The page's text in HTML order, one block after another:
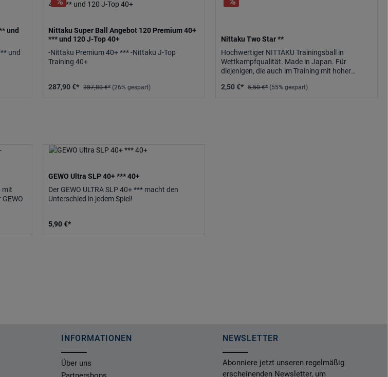
und
und
Nittaku Super Ball Angebot 120 Premium 40+
*** und 120 J-Top 40+
-Nittaku Premium 40+ *** -Nittaku J-Top
Training 40+
287,90 €* 387,80 €* (26% gespart)
Nittaku Two Star **
Hochwertiger NITTAKU Trainingsball in
Wettkampfqualität. Made in Japan. Für
diejenigen, die auch im Training mit hoher
2,50 €* 5,50 €* (55% gespart)
mit
GEWO Ultra SLP 40+ *** 40+
Der GEWO ULTRA SLP 40+ *** macht den
Unterschied in jedem Spiel!
5,90 €*
INFORMATIONEN
Über uns
NEWSLETTER
Abonniere jetzt unseren regelmäßig
erscheinenden Newsletter, um